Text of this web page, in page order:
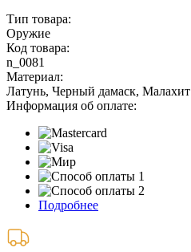
Тип товара:
Оружие
Код товара:
n_0081
Материал:
Латунь, Черный дамаск, Малахит
Информация об оплате:
Подробнее